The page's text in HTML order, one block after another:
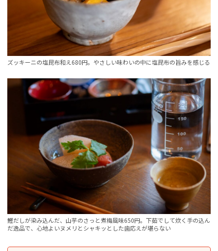
ズッキーニの塩昆布和え680円。やさしい味わいの中に塩昆布の旨みを感じる
鰹だしが染み込んだ、山芋のさっと煮梅風味650円。下茹でして炊く手の込ん
だ逸品で、心地よいヌメリとシャキッとした歯応えが堪らない